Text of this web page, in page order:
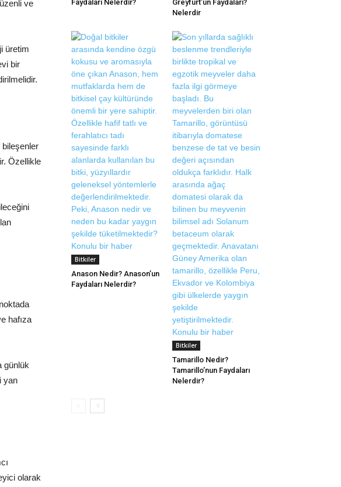
ve
üretim
bir
Özellikle
hafıza
günlük
yan
olarak
Faydaları Nelerdir?
Greyfurt’un Faydaları?
Nelerdir
Bitkiler
Anason Nedir? Anason’un
Faydaları Nelerdir?
Bitkiler
Tamarillo Nedir?
Tamarillo’nun Faydaları
Nelerdir?